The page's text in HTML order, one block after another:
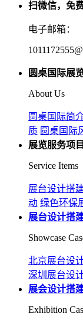
扫微信，免
电子邮箱：
圆桌国际展
About Us
圆桌国际简
质 圆桌国际
展览服务项目
Service Items
展台设计搭
动 绿色环保
展台设计搭
Showcase
北京展台设
深圳展台设
展会设计搭
Exhibition